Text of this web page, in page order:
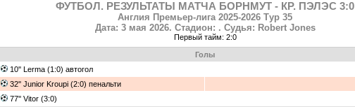
ФУТБОЛ. РЕЗУЛЬТАТЫ МАТЧА БОРНМУТ - КР. ПЭЛЭС 3:0
Англия Премьер-лига 2025-2026 Тур 35
Дата: 3 мая 2026. Стадион: . Судья: Robert Jones
Первый тайм: 2:0
Голы
10'' Lerma (1:0) автогол
32'' Junior Kroupi (2:0) пенальти
77'' Vitor (3:0)